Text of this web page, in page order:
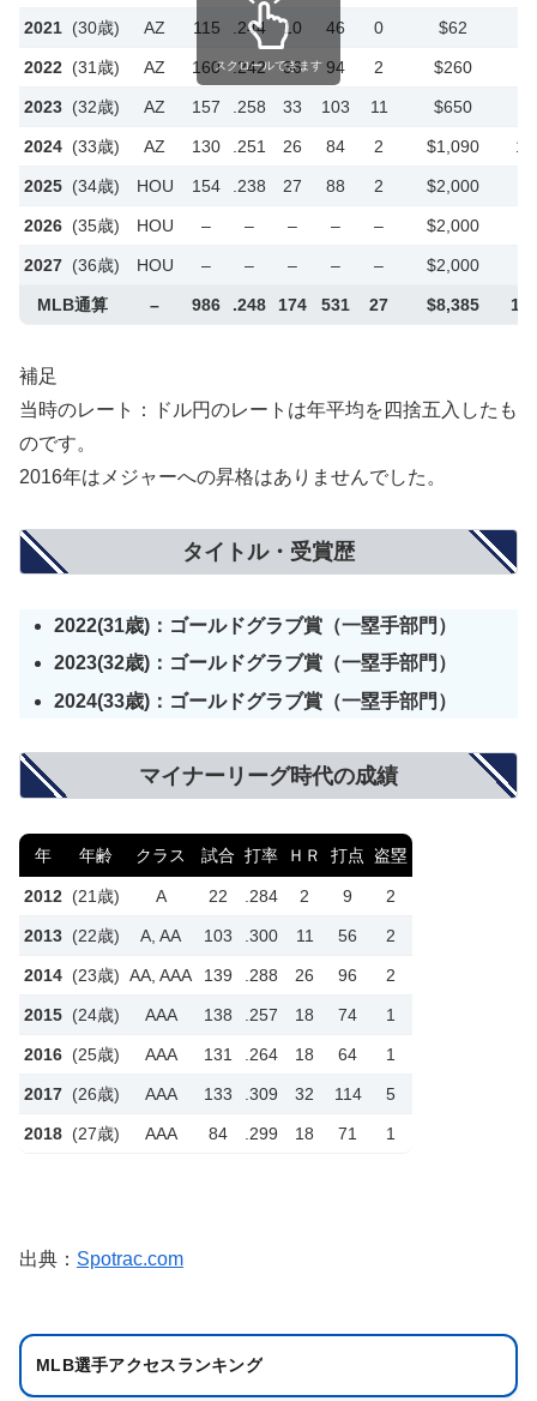
2021 (30歳) AZ 115 .244 10 46 0 $62
2022 (31歳) AZ 160 .242 36 94 2 $260
2023 (32歳) AZ 157 .258 33 103 11 $650
2024 (33歳) AZ 130 .251 26 84 2 $1,090
2025 (34歳) HOU 154 .238 27 88 2 $2,000
2026 (35歳) HOU – – – – – $2,000
2027 (36歳) HOU – – – – – $2,000
MLB通算 – 986 .248 174 531 27 $8,385
スクロールできます
補足
当時のレート：ドル円のレートは年平均を四捨五入したも
のです。
2016年はメジャーへの昇格はありませんでした。
タイトル・受賞歴
2022(31歳)：ゴールドグラブ賞（一塁手部門）
2023(32歳)： ゴールドグラブ賞 （一塁手部門）
2024(33歳)： ゴールドグラブ賞 （一塁手部門）
マイナーリーグ時代の成績
年 年齢 クラス 試合 打率 ＨＲ 打点 盗塁
2012 (21歳) A 22 .284 2 9 2
2013 (22歳) A, AA 103 .300 11 56 2
2014 (23歳) AA, AAA 139 .288 26 96 2
2015 (24歳) AAA 138 .257 18 74 1
2016 (25歳) AAA 131 .264 18 64 1
2017 (26歳) AAA 133 .309 32 114 5
2018 (27歳) AAA 84 .299 18 71 1
出典： Spotrac.com
MLB選手アクセスランキング